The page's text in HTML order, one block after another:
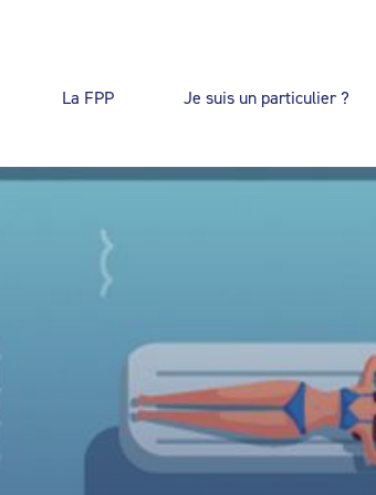
La FPP Je suis un particulier ?